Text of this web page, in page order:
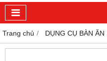
Trang chủ DỤNG CỤ BÀN ĂN